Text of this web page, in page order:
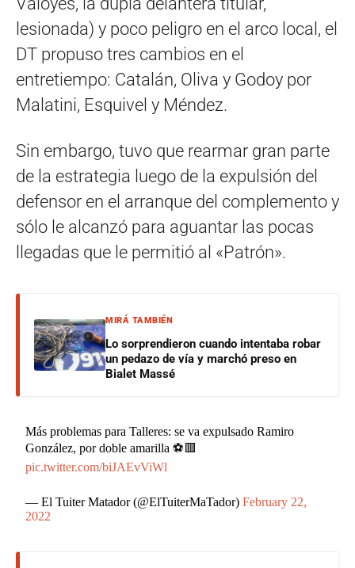
lesionada) y poco peligro en el arco local, el
DT propuso tres cambios en el
entretiempo: Catalán, Oliva y Godoy por
Malatini, Esquivel y Méndez.
Sin embargo, tuvo que rearmar gran parte
de la estrategia luego de la expulsión del
defensor en el arranque del complemento y
sólo le alcanzó para aguantar las pocas
llegadas que le permitió al «Patrón».
MIRÁ TAMBIÉN
Lo sorprendieron cuando intentaba robar
un pedazo de vía y marchó preso en
Bialet Massé
Más problemas para Talleres: se va expulsado Ramiro
González, por doble amarilla ⚽️🟥
pic.twitter.com/biJAEvViWl
— El Tuiter Matador (@ElTuiterMaTador)February 22,
2022